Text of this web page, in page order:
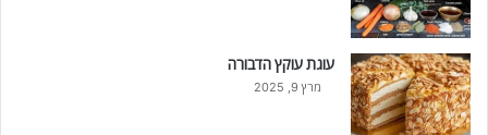
עוגת עוקץ הדבורה
מרץ 9, 2025